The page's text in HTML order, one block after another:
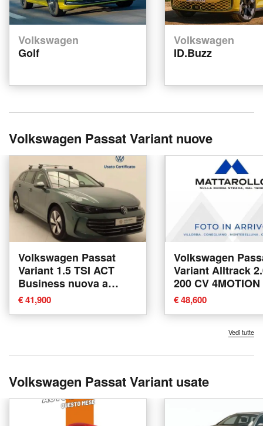
Volkswagen
Golf
Volkswagen
ID.Buzz
Volkswagen Passat Variant nuove
Volkswagen Passat
Variant 1.5 TSI ACT
Business nuova a
Pratola Serra
€ 41,900
Volkswagen
Variant Alltrack
200 CV
nuova a Villorba
€ 48,600
Vedi tutte
Volkswagen Passat Variant usate